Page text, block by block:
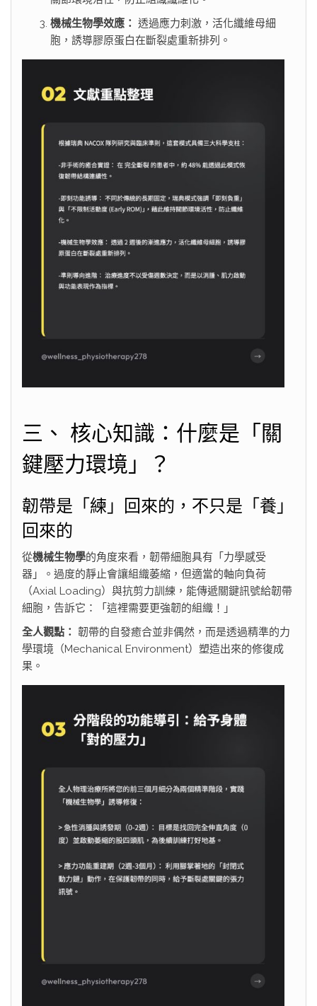
機械生物學效應： 透過應力刺激，活化纖維母細
胞，誘導膠原蛋白在斷裂處重新排列。
三、 核心知識：什麼是「關
鍵壓力環境」？
韌帶是「練」回來的，不只是「養」
回來的
從機械生物學的角度來看，韌帶細胞具有「力學感受
器」。過度的靜止會讓組織萎縮，但適當的軸向負荷
（Axial Loading）與抗剪力訓練，能傳遞關鍵訊號給韌帶
細胞，告訴它：「這裡需要更強韌的組織！」
全人觀點： 韌帶的自發癒合並非偶然，而是透過精準的力
學環境（Mechanical Environment）塑造出來的修復成
果。